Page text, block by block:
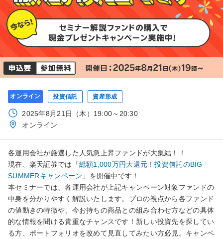
オンライン 投資信託 資産形成
2025年8月21日（木）19:00～20:30
オンライン
各運用会社が厳選した人気急上昇ファンドが大集結！！
現在、楽天証券では「総額1,000万円大還元！投資信託のBIG
SUMMERキャンペーン 」を開催中です！
本セミナーでは、各運用会社が上記キャンペーン対象ファンドの
中身を分かりやすく解説いたします。プロの視点から各ファンド
の値動きの特徴や、今お持ちの商品との組み合わせ方などの具体
的な情報を聞ける貴重なチャンスです！新しい投資先を探してい
る方、ポートフォリオを改めて見直してみたい方必見。キャンペ